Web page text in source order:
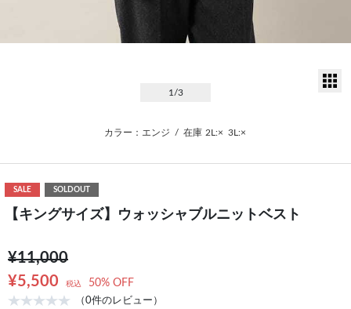
1 /3
カラー：エンジ / 在庫 2L:× 3L:×
SALE SOLDOUT
【キングサイズ】ウォッシャブルニットベスト
¥11,000
¥5,500
税込 50% OFF
（0件のレビュー）